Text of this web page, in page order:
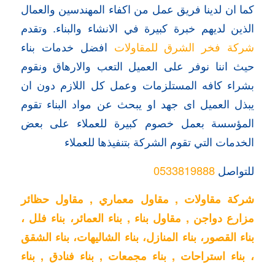
كما ان لدينا فريق عمل من اكفاء المهندسين والعمال
الذين لديهم خبرة كبيرة في الانشاء والبناء. وتقدم
شركة فخر الشرق للمقاولات افضل خدمات بناء
حيث اننا نوفر على العميل التعب والارهاق ونقوم
بشراء كافه المستلزمات وعمل كل اللازم دون ان
يبذل العميل اى جهد او يبحث عن مواد البناء تقوم
المؤسسة بعمل خصوم كبيرة للعملاء على بعض
الخدمات التي تقوم الشركة بتنفيذها للعملاء
للتواصل 0533819888
شركة مقاولات , مقاول معماري , مقاول حظائر
مزارع دواجن , مقاول بناء , بناء العمائر، بناء فلل ،
بناء القصور، بناء المنازل، بناء الشاليهات، بناء الشقق
، بناء استراحات , بناء مجمعات , بناء فنادق , بناء